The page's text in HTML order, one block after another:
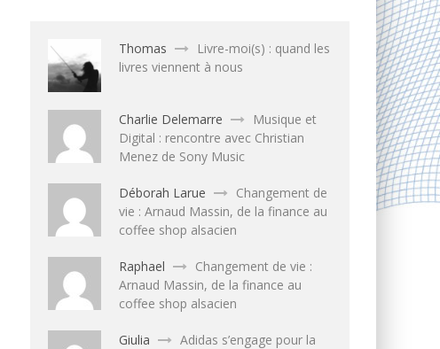
Thomas
Livre-moi(s) : quand les
livres viennent à nous
Charlie Delemarre
Musique et
Digital : rencontre avec Christian
Menez de Sony Music
Déborah Larue
Changement de
vie : Arnaud Massin, de la finance au
coffee shop alsacien
Raphael
Changement de vie :
Arnaud Massin, de la finance au
coffee shop alsacien
Giulia
Adidas s’engage pour la